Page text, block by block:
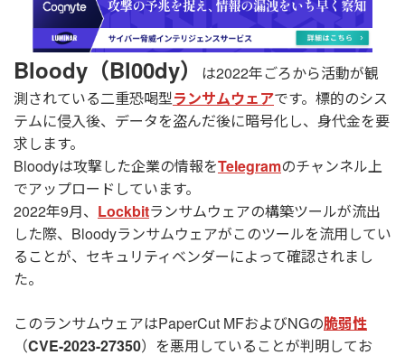
Bloody（Bl00dy）
は2022年ごろから活動が観
測されている二重恐喝型ランサムウェアです。標的のシス
テムに侵入後、データを盗んだ後に暗号化し、身代金を要
求します。
Bloodyは攻撃した企業の情報をTelegramのチャンネル上
でアップロードしています。
2022年9月、 Lockbitランサムウェアの構築ツールが流出
した際、Bloodyランサムウェアがこのツールを流用してい
ることが、セキュリティベンダーによって確認されまし
た。
このランサムウェアはPaperCut MFおよびNGの脆弱性
（CVE-2023-27350）を悪用していることが判明してお